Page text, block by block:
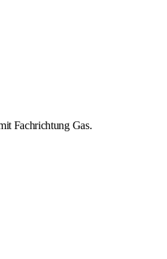
Fachrichtung Gas.